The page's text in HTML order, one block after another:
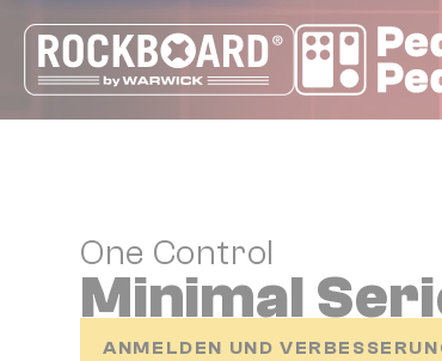
One Control
Minimal
ANMELDEN UND